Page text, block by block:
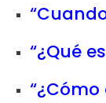
“¿Qué
“¿Cómo